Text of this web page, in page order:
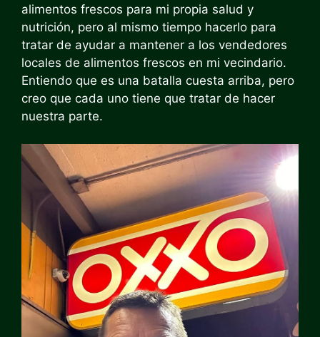
alimentos frescos para mi propia salud y
nutrición, pero al mismo tiempo hacerlo para
tratar de ayudar a mantener a los vendedores
locales de alimentos frescos en mi vecindario.
Entiendo que es una batalla cuesta arriba, pero
creo que cada uno tiene que tratar de hacer
nuestra parte.